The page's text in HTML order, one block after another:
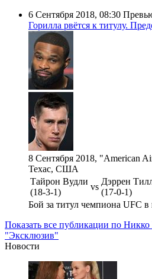
6 Сентября 2018, 08:30
Горилла рвётся к титулу.
8 Сентября 2018, "American
Техас, США
Тайрон Вудли
(18-3-1)
vs
Дэррен
(17-0-1)
Бой за титул чемпиона UFC в
Показать все публикации по
"Эксклюзив"
Новости